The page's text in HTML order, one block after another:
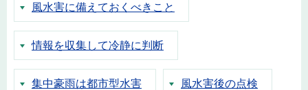
風水害に備えておくべきこと
情報を収集して冷静に判断
集中豪雨は都市型水害 風水害後の点検